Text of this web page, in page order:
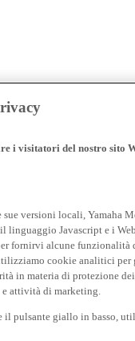
i visitatori del nostro sito
sue versioni locali, Yamaha
linguaggio Javascript e i
fornirvi alcune funzionalità
cookie analitici per
in materia di protezione
attività di marketing.
il pulsante giallo in basso,